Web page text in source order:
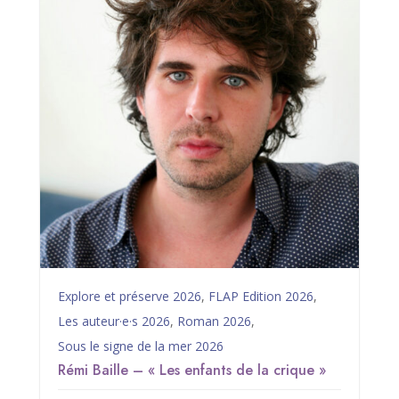
Explore et préserve 2026, FLAP Edition 2026,
Les auteur·e·s 2026, Roman 2026,
Sous le signe de la mer 2026
Rémi Baille – « Les enfants de la crique »